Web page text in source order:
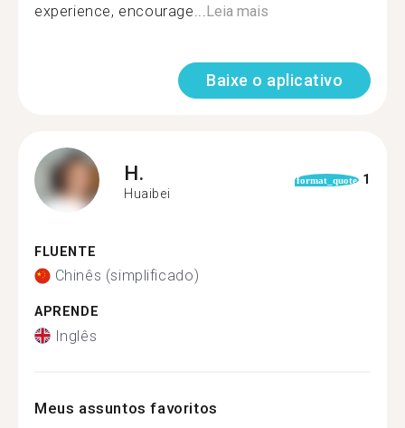
experience, encourage... Leia mais
Baixe o aplicativo
H.
Huaibei
format_quote 1
FLUENTE
Chinês (simplificado)
APRENDE
Inglês
Meus assuntos favoritos